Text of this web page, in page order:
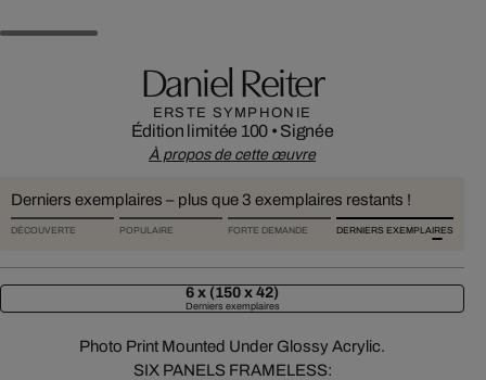
Daniel Reiter
ERSTE SYMPHONIE
Édition limitée 100 • Signée
À propos de cette œuvre
Derniers exemplaires – plus que 3 exemplaires restants !
DÉCOUVERTE POPULAIRE FORTE DEMANDE DERNIERS EXEMPLAIRES
6 x (150 x 42)
Derniers exemplaires
Photo Print Mounted Under Glossy Acrylic.
SIX PANELS FRAMELESS: